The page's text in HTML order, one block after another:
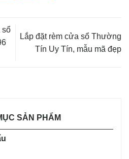
SẢN PHẨM
sổ
Lắp đặt rèm cửa sổ Thường
Tín Uy Tín, mẫu mã đẹp